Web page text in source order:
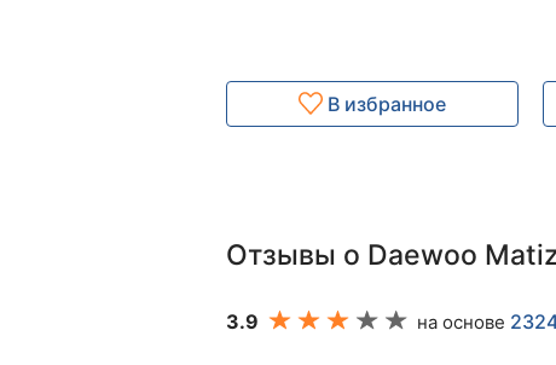
В избранное
Отзывы о Daewoo
3.9 на основе